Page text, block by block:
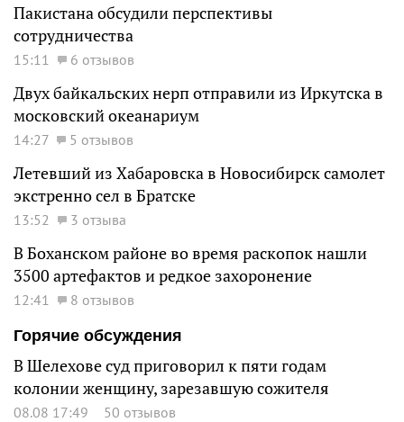
Пакистана обсудили перспективы
сотрудничества
15:11 6 отзывов
Двух байкальских нерп отправили из Иркутска в
московский океанариум
14:27 5 отзывов
Летевший из Хабаровска в Новосибирск самолет
экстренно сел в Братске
13:52 3 отзыва
В Боханском районе во время раскопок нашли
3500 артефактов и редкое захоронение
12:41
8 отзывов
Горячие обсуждения
В Шелехове суд приговорил к пяти годам
колонии женщину, зарезавшую сожителя
08.08 17:49 50 отзывов